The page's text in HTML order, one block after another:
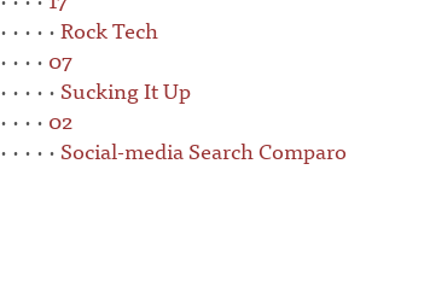
· · · · ·Rock Tech
· · · · 07
· · · · ·Sucking It Up
· · · · 02
· · · · ·Social-media Search Comparo